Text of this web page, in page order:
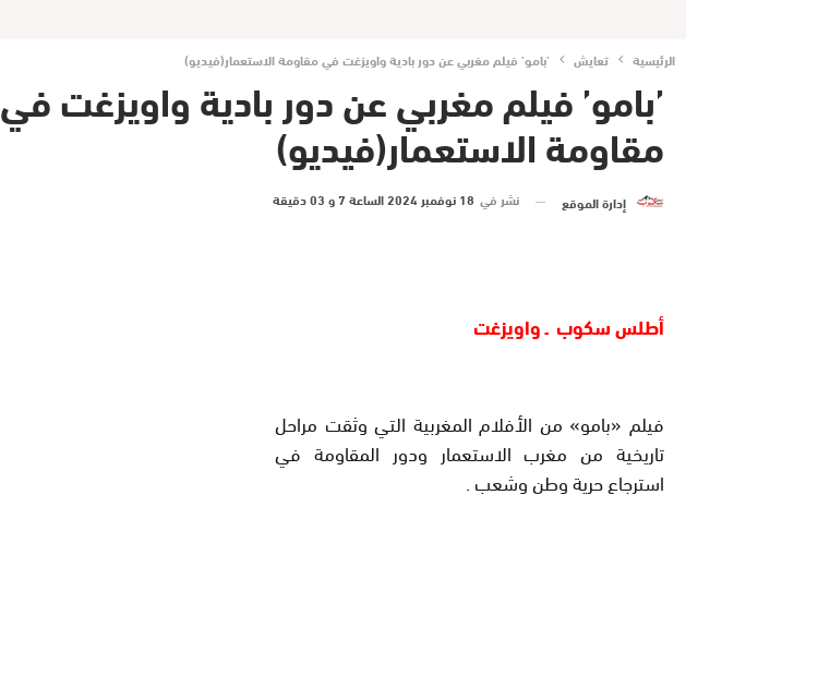
الرئيسية تعايش ’بامو’ فيلم مغربي عن دور بادية واويزغت في مقاومة الاستعمار(فيديو)
’بامو’ فيلم مغربي عن دور بادية واويزغت في
مقاومة الاستعمار(فيديو)
إدارة الموقع نشر في 18 نوفمبر 2024 الساعة 7 و 03 دقيقة
أطلس سكوب ـ واويزغت
فيلم «بامو» من الأفلام المغربية التي وثقت مراحل
تاريخية من مغرب الاستعمار ودور المقاومة في
استرجاع حرية وطن وشعب.